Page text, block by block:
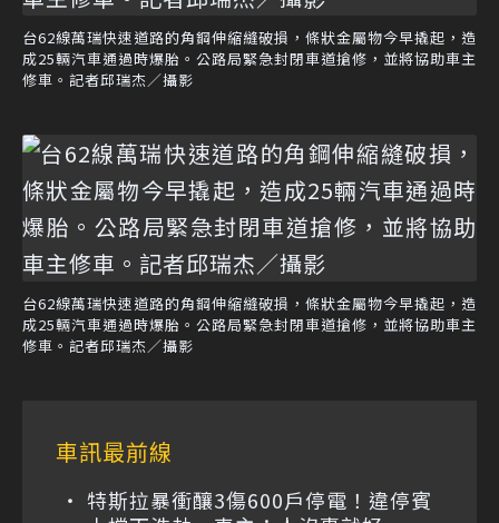
台62線萬瑞快速道路的角鋼伸縮縫破損，條狀金屬物今早撬起，造
成25輛汽車通過時爆胎。公路局緊急封閉車道搶修，並將協助車主
修車。記者邱瑞杰／攝影
台62線萬瑞快速道路的角鋼伸縮縫破損，條狀金屬物今早撬起，造
成25輛汽車通過時爆胎。公路局緊急封閉車道搶修，並將協助車主
修車。記者邱瑞杰／攝影
車訊最前線
特斯拉暴衝釀3傷600戶停電！違停賓